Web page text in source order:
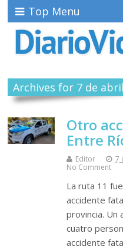
Top Menu
Archives for 7 de
Otro
Entre
Editor 7
No Comment
La ruta 11
accidente
provincia. Un
cuatro
accidente